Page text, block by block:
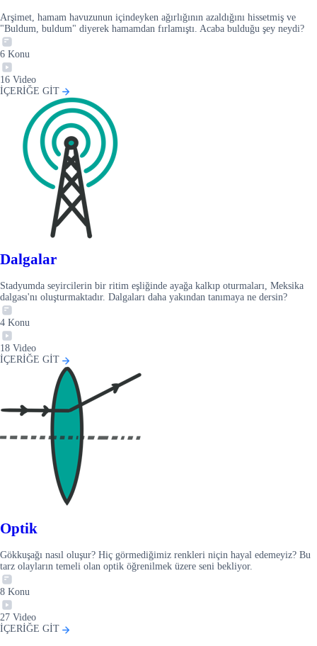
Arşimet, hamam havuzunun içindeyken ağırlığının azaldığını hissetmiş ve
"Buldum, buldum" diyerek hamamdan fırlamıştı. Acaba bulduğu şey neydi?
6 Konu
16 Video
İÇERİĞE GİT
Dalgalar
Stadyumda seyircilerin bir ritim eşliğinde ayağa kalkıp oturmaları, Meksika
dalgası'nı oluşturmaktadır. Dalgaları daha yakından tanımaya ne dersin?
4 Konu
18 Video
İÇERİĞE GİT
Optik
Gökkuşağı nasıl oluşur? Hiç görmediğimiz renkleri niçin hayal edemeyiz? Bu
tarz olayların temeli olan optik öğrenilmek üzere seni bekliyor.
8 Konu
27 Video
İÇERİĞE GİT